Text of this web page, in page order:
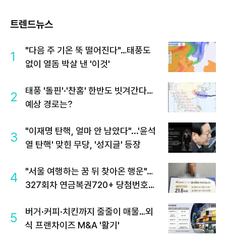
트렌드뉴스
1
"다음 주 기온 뚝 떨어진다"…태풍도
없이 열돔 박살 낸 '이것'
2
태풍 '돌핀'·'찬홈' 한반도 빗겨간다…
예상 경로는?
3
"이재명 탄핵, 얼마 안 남았다"...'윤석
열 탄핵' 맞힌 무당, '성지글' 등장
4
"서울 여행하는 꿈 뒤 찾아온 행운"…
327회차 연금복권720+ 당첨번호조
5
버거·커피·치킨까지 줄줄이 매물…외
식 프랜차이즈 M&A '활기'